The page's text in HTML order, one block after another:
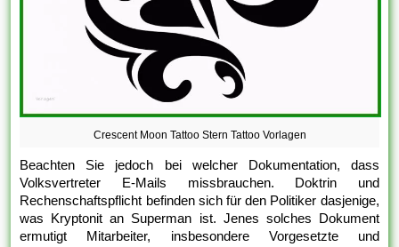
Crescent Moon Tattoo Stern Tattoo Vorlagen
Beachten Sie jedoch bei welcher Dokumentation, dass
Volksvertreter E-Mails missbrauchen. Doktrin und
Rechenschaftspflicht befinden sich für den Politiker dasjenige,
was Kryptonit an Superman ist. Jenes solches Dokument
ermutigt Mitarbeiter, insbesondere Vorgesetzte und